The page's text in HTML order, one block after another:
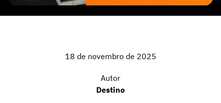
18 de novembro de 2025
Autor
Destino